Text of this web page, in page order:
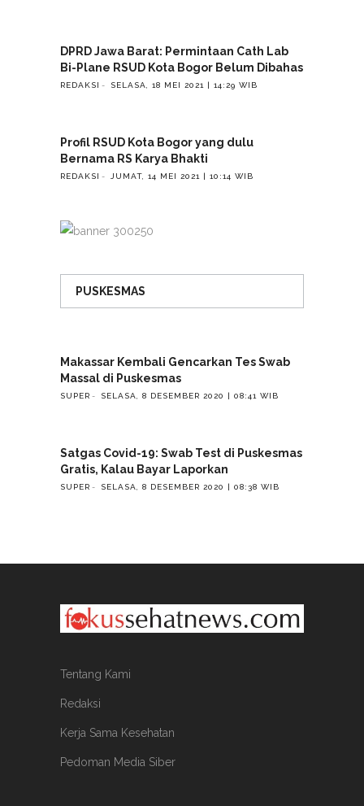
DPRD Jawa Barat: Permintaan Cath Lab
Bi-Plane RSUD Kota Bogor Belum Dibahas
REDAKSI SELASA, 18 MEI 2021 | 14:29 WIB
Profil RSUD Kota Bogor yang dulu
Bernama RS Karya Bhakti
REDAKSI JUMAT, 14 MEI 2021 | 10:14 WIB
PUSKESMAS
Makassar Kembali Gencarkan Tes Swab
Massal di Puskesmas
SUPER SELASA, 8 DESEMBER 2020 | 08:41 WIB
Satgas Covid-19: Swab Test di Puskesmas
Gratis, Kalau Bayar Laporkan
SUPER SELASA, 8 DESEMBER 2020 | 08:38 WIB
Tentang Kami
Redaksi
Kerja Sama Kesehatan
Pedoman Media Siber